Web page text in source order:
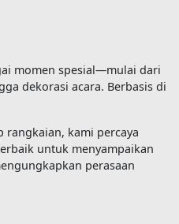
momen spesial—mulai dari
dekorasi acara. Berbasis di
rangkaian, kami percaya
untuk menyampaikan
perasaan